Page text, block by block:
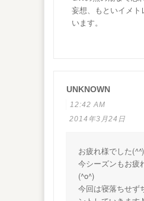
妄想、もといイメト
います。
UNKNOWN
12:42 AM
2014年3月24日
お疲れ様でした(^^)
今シーズンもお疲
(^o^)
今回は寝落ちせず